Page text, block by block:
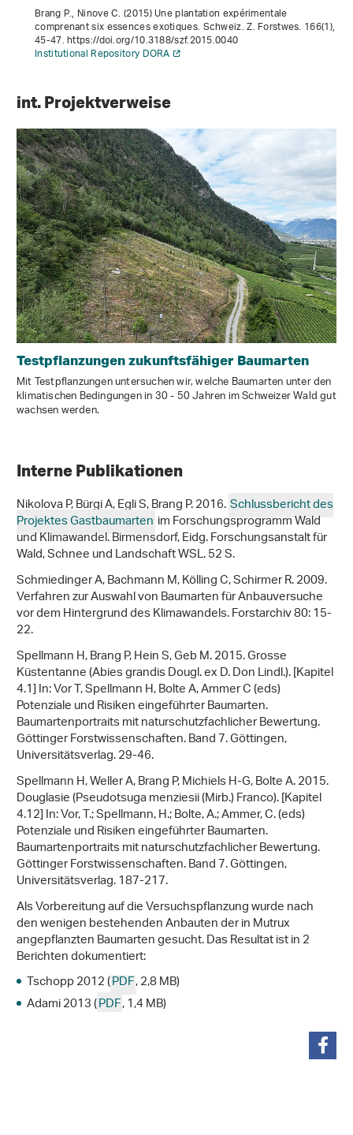
Brang P., Ninove C. (2015) Une plantation expérimentale
comprenant six essences exotiques. Schweiz. Z. Forstwes. 166(1),
45-47. https://doi.org/10.3188/szf.2015.0040
Institutional Repository DORA
int. Projektverweise
Testpflanzungen zukunftsfähiger Baumarten
Mit Testpflanzungen untersuchen wir, welche Baumarten unter den
klimatischen Bedingungen in 30 - 50 Jahren im Schweizer Wald gut
wachsen werden.
Interne Publikationen
Nikolova P, Bürgi A, Egli S, Brang P. 2016.Schlussbericht des
Projektes Gastbaumarten im Forschungsprogramm Wald
und Klimawandel. Birmensdorf, Eidg. Forschungsanstalt für
Wald, Schnee und Landschaft WSL. 52 S.
Schmiedinger A, Bachmann M, Kölling C, Schirmer R. 2009.
Verfahren zur Auswahl von Baumarten für Anbauversuche
vor dem Hintergrund des Klimawandels. Forstarchiv 80: 15-
22.
Spellmann H, Brang P, Hein S, Geb M. 2015. Grosse
Küstentanne (Abies grandis Dougl. ex D. Don Lindl.). [Kapitel
4.1] In: Vor T, Spellmann H, Bolte A, Ammer C (eds)
Potenziale und Risiken eingeführter Baumarten.
Baumartenportraits mit naturschutzfachlicher Bewertung.
Göttinger Forstwissenschaften. Band 7. Göttingen,
Universitätsverlag. 29-46.
Spellmann H, Weller A, Brang P, Michiels H-G, Bolte A. 2015.
Douglasie (Pseudotsuga menziesii (Mirb.) Franco). [Kapitel
4.12] In: Vor, T.; Spellmann, H.; Bolte, A.; Ammer, C. (eds)
Potenziale und Risiken eingeführter Baumarten.
Baumartenportraits mit naturschutzfachlicher Bewertung.
Göttinger Forstwissenschaften. Band 7. Göttingen,
Universitätsverlag. 187-217.
Als Vorbereitung auf die Versuchspflanzung wurde nach
den wenigen bestehenden Anbauten der in Mutrux
angepflanzten Baumarten gesucht. Das Resultat ist in 2
Berichten dokumentiert:
Tschopp 2012 (PDF, 2,8 MB)
Adami 2013 (PDF, 1,4 MB)